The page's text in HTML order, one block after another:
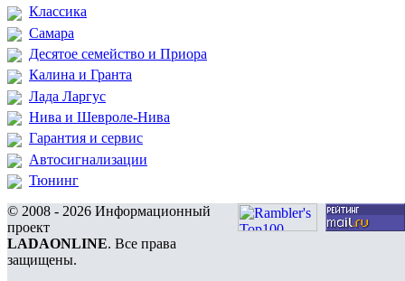
Классика
Самара
Десятое семейство и Приора
Калина и Гранта
Лада Ларгус
Нива и Шевроле-Нива
Гарантия и сервис
Автосигнализации
Тюнинг
© 2008 - 2026 Информационный
проект
LADAONLINE. Все права
защищены.